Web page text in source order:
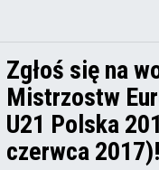
Zgłoś się na
Mistrzostw
U21 Polska
czerwca 2017)!